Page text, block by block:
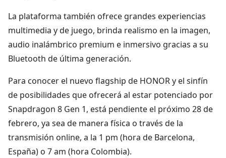
La plataforma también ofrece grandes experiencias
multimedia y de juego, brinda realismo en la imagen,
audio inalámbrico premium e inmersivo gracias a su
Bluetooth de última generación.
Para conocer el nuevo flagship de HONOR y el sinfín
de posibilidades que ofrecerá al estar potenciado por
Snapdragon 8 Gen 1, está pendiente el próximo 28 de
febrero, ya sea de manera física o través de la
transmisión online, a la 1 pm (hora de Barcelona,
España) o 7 am (hora Colombia).